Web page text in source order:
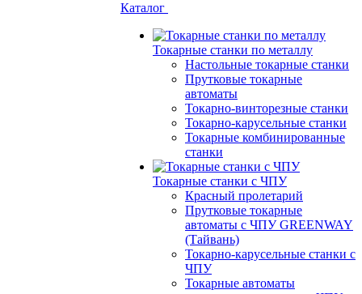
Каталог
Токарные станки по металлу
Настольные токарные станки
Прутковые токарные
автоматы
Токарно-винторезные станки
Токарно-карусельные станки
Токарные комбинированные
станки
Токарные станки с ЧПУ
Красный пролетарий
Прутковые токарные
автоматы с ЧПУ GREENWAY
(Тайвань)
Токарно-карусельные станки с
ЧПУ
Токарные автоматы